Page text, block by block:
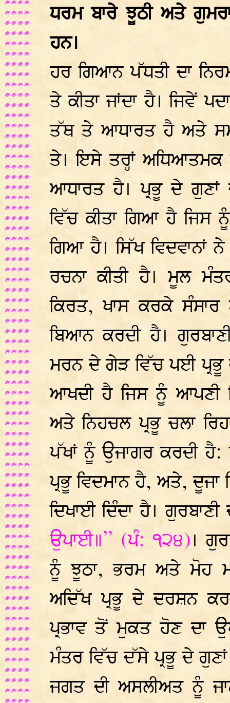
ਧਰਮ ਬਾਰੇ ਝੂਠੀ ਅਤੇ
ਹਨ।
ਹਰ ਗਿਆਨ ਪੱਧਤੀ ਦਾ
ਤੇ ਕੀਤਾ ਜਾਂਦਾ ਹੈ। ਜਿਵੇਂ
ਤੱਥ ਤੇ ਆਧਾਰਤ ਹੈ ਅਤੇ
ਤੇ। ਇਸੇ ਤਰ੍ਹਾਂ
ਆਧਾਰਤ ਹੈ। ਪ੍ਰਭੂ ਦੇ
ਵਿੱਚ ਕੀਤਾ ਗਿਆ ਹੈ ਜਿਸ ਨੂੰ
ਗਿਆ ਹੈ। ਸਿੱਖ ਵਿਦਵਾਨਾਂ
ਰਚਨਾ ਕੀਤੀ ਹੈ। ਮੂਲ
ਕਿਰਤ, ਖਾਸ ਕਰਕੇ
ਬਿਆਨ ਕਰਦੀ ਹੈ।
ਮਰਨ ਦੇ ਗੇੜ ਵਿੱਚ ਪਈ ਪ੍ਰਭੂ
ਆਖਦੀ ਹੈ ਜਿਸ ਨੂੰ ਆਪਣੀ
ਅਤੇ ਨਿਹਚਲ ਪ੍ਰਭੂ ਚਲਾ
ਪੱਖਾਂ ਨੂੰ ਉਜਾਗਰ ਕਰਦੀ
ਪ੍ਰਭੂ ਵਿਦਮਾਨ ਹੈ, ਅਤੇ, ਦੂਜਾ
ਦਿਖਾਈ ਦਿੰਦਾ ਹੈ।
ਉਪਾਈ॥” (ਪੰ: ੧੨੪)।
ਨੂੰ ਝੂਠਾ, ਭਰਮ ਅਤੇ ਮੋਹ
ਅਦਿੱਖ ਪ੍ਰਭੂ ਦੇ ਦਰਸ਼ਨ
ਪ੍ਰਭਾਵ ਤੋਂ ਮੁਕਤ ਹੋਣ ਦਾ
ਮੰਤਰ ਵਿੱਚ ਦੱਸੇ ਪ੍ਰਭੂ ਦੇ
ਜਗਤ ਦੀ ਅਸਲੀਅਤ ਨੂੰ